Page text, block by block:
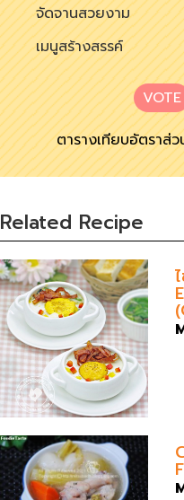
จัดจานสวยงาม
เมนูสร้างสรรค์
VOTE
ตารางเทียบอัตราส่ว
Related Recipe